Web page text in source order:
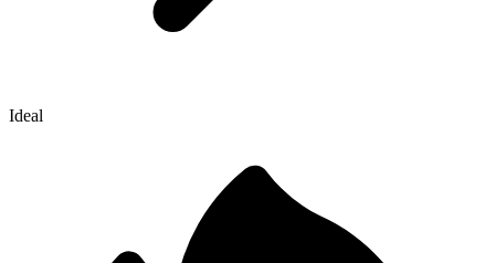
Ideal